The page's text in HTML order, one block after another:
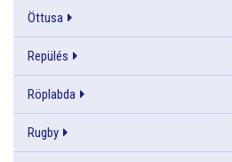
Öttusa
Repülés
Röplabda
Rugby